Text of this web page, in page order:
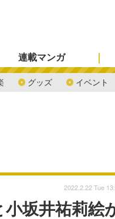
グッズ イベント
連載マンガ
坂井祐莉絵
2022.2.22 Tue